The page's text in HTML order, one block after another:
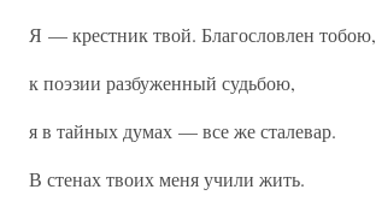
Я — крестник твой. Благословлен тобою,
к поэзии разбуженный судьбою,
я в тайных думах — все же сталевар.
В стенах твоих меня учили жить.